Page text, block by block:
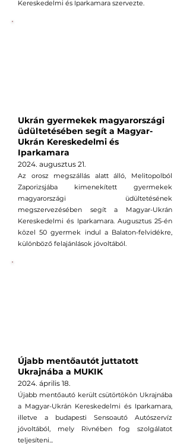
Kereskedelmi és Iparkamara szervezte.
Ukrán gyermekek magyarországi
üdültetésében segít a Magyar-
Ukrán Kereskedelmi és
Iparkamara
2024. augusztus 21.
Az orosz megszállás alatt álló, Melitopolból
Zaporizsjába kimenekített gyermekek
magyarországi üdültetésének
megszervezésében segít a Magyar-Ukrán
Kereskedelmi és Iparkamara. Augusztus 25-én
közel 50 gyermek indul a Balaton-felvidékre,
különböző felajánlások jóvoltából.
Újabb mentőautót juttatott
Ukrajnába a MUKIK
2024. április 18.
Újabb mentőautó került csütörtökön Ukrajnába
a Magyar-Ukrán Kereskedelmi és Iparkamara,
illetve a budapesti Sensoautó Autószervíz
jóvoltából, mely Rivnében fog szolgálatot
teljesíteni...